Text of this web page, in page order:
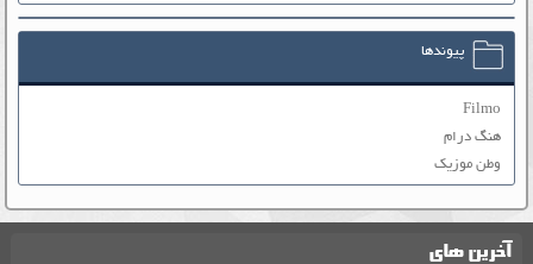
پیوندها
Filmo
هنگ درام
وطن موزیک
آخرین های